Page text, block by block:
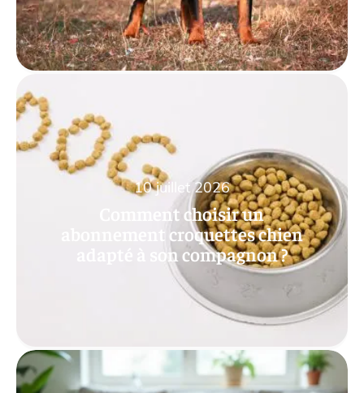
Comment choisir un
abonnement croquettes chien
adapté à son compagnon ?
10 juillet 2026